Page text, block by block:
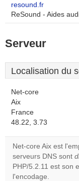
resound.fr
ReSound - Aides
Serveur
Localisation du
Net-core
Aix
France
48.22, 3.73
Net-core Aix est
serveurs DNS sont
PHP/5.2.11 est son
l'encodage.